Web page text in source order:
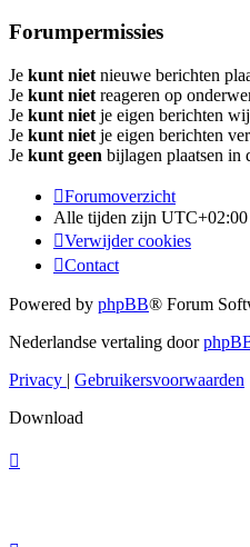
Forumpermissies
Je kunt niet nieuwe berichten
Je kunt niet reageren op
Je kunt niet je eigen berichten
Je kunt niet je eigen berichten
Je kunt geen bijlagen plaatsen in
Forumoverzicht
Alle tijden zijn UTC+02:00
Verwijder cookies
Contact
Powered by phpBB® Forum
Nederlandse vertaling door
Privacy | Gebruikersvoorwaarden
Download